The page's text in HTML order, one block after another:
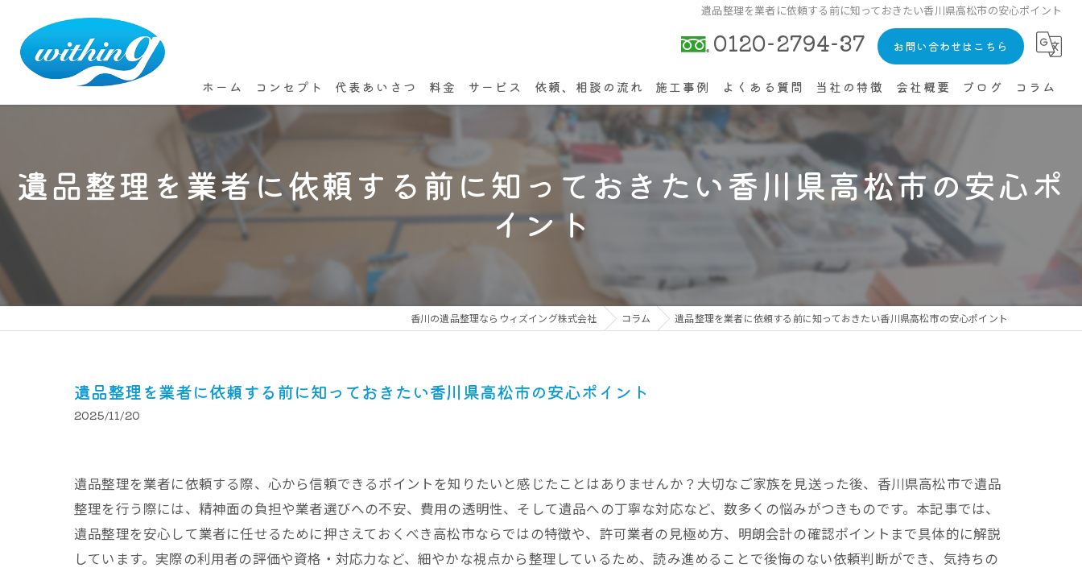
遺品整理を業者に依頼する前に知っておきたい香川県高松市の安心ポイント
0120-2794-37 お問い合わせはこちら
ホーム コンセプト 代表あいさつ 料金 サービス 依頼、相談の流れ 施工事例 よくある質問 当社の特徴
生前整理
不用品回収
会社概要 ブログ コラム
遺品整理を業者に依頼する前に知っておきたい香川県高松市の安心ポ
イント
香川の遺品整理ならウィズイング株式会社 コラム 遺品整理を業者に依頼する前に知っておきたい香川県高松市の安心ポイント
遺品整理を業者に依頼する前に知っておきたい香川県高松市の安心ポイント
2025/11/20
遺品整理を業者に依頼する際、心から信頼できるポイントを知りたいと感じたことはありませんか？大切なご家族を見送った後、香川県高松市で遺品
整理を行う際には、精神面の負担や業者選びへの不安、費用の透明性、そして遺品への丁寧な対応など、数多くの悩みがつきものです。本記事では、
遺品整理を安心して業者に任せるために押さえておくべき高松市ならではの特徴や、許可業者の見極め方、明朗会計の確認ポイントまで具体的に解説
しています。実際の利用者の評価や資格・対応力など、細やかな視点から整理しているため、読み進めることで後悔のない依頼判断ができ、気持ちの